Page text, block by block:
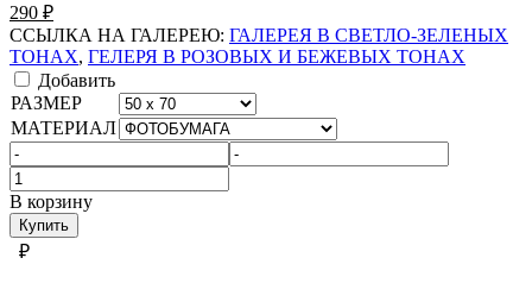
290 ₽
ССЫЛКА НА ГАЛЕРЕЮ: ГАЛЕРЕЯ В СВЕТЛО-ЗЕЛЕНЫХ
ТОНАХ, ГЕЛЕРЯ В РОЗОВЫХ И БЕЖЕВЫХ ТОНАХ
Добавить
РАЗМЕР
МАТЕРИАЛ
Количество
товара
ПАРА
ДЕВУШКА
С
В корзину
Купить
₽